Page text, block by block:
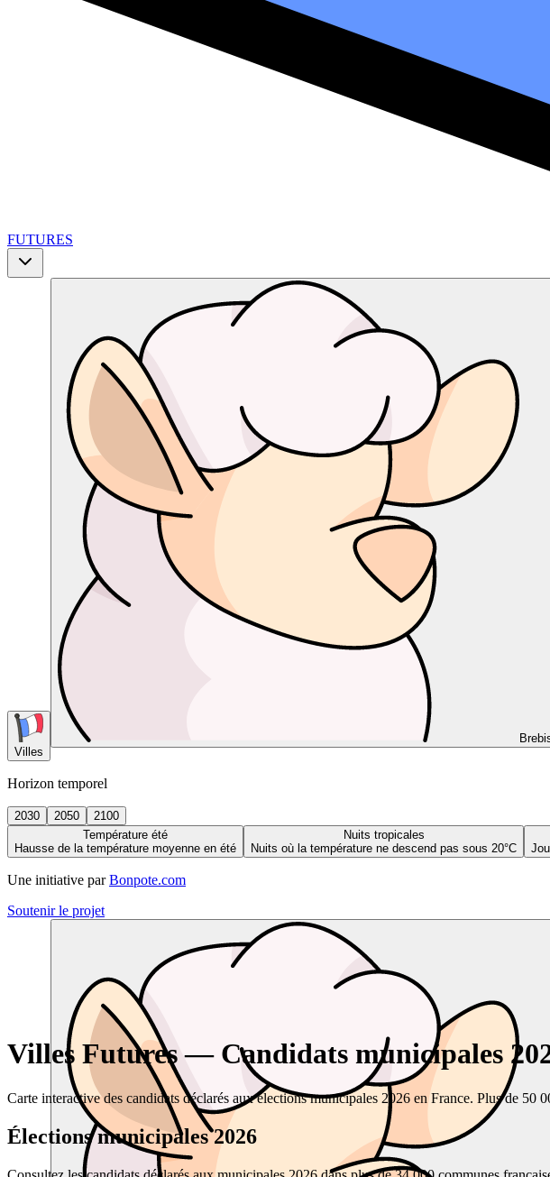
FUTURES
Villes
Horizon temporel
2030 2050
2100
Température été
Hausse de la température moyenne en été
Nuits tropicales
Nuits où la température ne descend pas sous 20°C
Une initiative par Bonpote.com
Soutenir le projet
Villes Futures — Candidats municipales
Carte interactive des candidats déclarés aux élections municipales 2026 en France. Plus de 50
Élections municipales 2026